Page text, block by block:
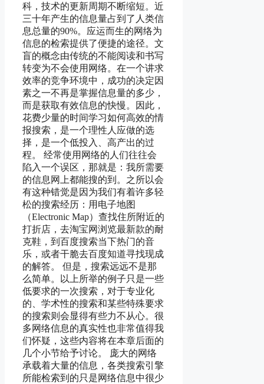
科，技术的更新周期不断缩短。近
三十年产生的信息量占到了人类信
息总量的90%。应运而生的网络为
信息的检索提供了便捷的途径。文
盲的概念由传统的不能阅读和书写
转变为不会使用网络。在一个讲求
效率的竞争环境中，成功的决定因
素之一不再是掌握信息量的多少，
而是获取有效信息的快慢。因此，
花费少量的时间学习如何高效的情
报搜索，是一个理性人应做的选
择，是一个低投入、高产出的过
程。 经常使用网络的人们往往会
陷入一个误区，那就是：我所需要
的信息网上都能搜的到。之所以会
有这种错觉是因为我们有着许多轻
松的搜索经历：用电子地图
（Electronic Map）查找住所附近的
打折店，去淘宝网浏览最新款的耐
克鞋，到百度搜索当下热门的音
乐，或者干脆去百度知道寻找现成
的解答。 但是，搜索远远不是那
么简单。以上所举的例子只是一些
低要求的一次搜索，对于专业化
的、学术性的搜索和某些特殊要求
的搜索则会显得有些力不从心。很
多网络信息的真实性也非常值得我
们怀疑，这些内容将在本章后面的
几个小节给予讨论。 庞大的网络
承载着大量的信息，各类搜索引擎
所能检索到的只是网络信息中很少